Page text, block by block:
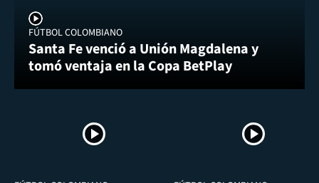
FÚTBOL COLOMBIANO
Santa Fe venció a Unión Magdalena y
tomó ventaja en la Copa BetPlay